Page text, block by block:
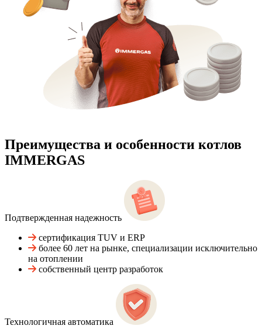
Преимущества и особенности котлов
IMMERGAS
Подтвержденная надежность
сертификация TUV и ERP
более 60 лет на рынке, специализации исключительно
на отоплении
собственный центр разработок
Технологичная автоматика